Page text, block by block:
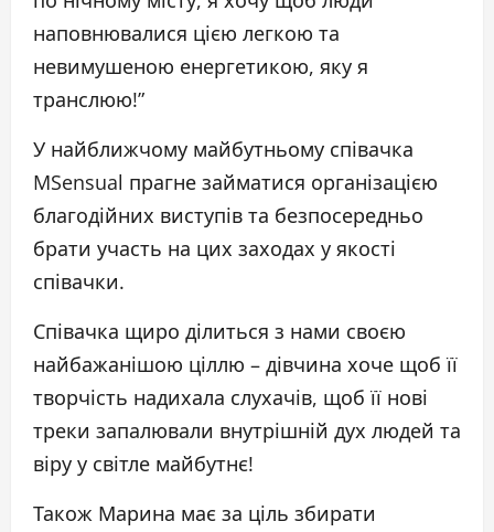
наповнювалися цією легкою та
невимушеною енергетикою, яку я
транслюю!”
У найближчому майбутньому співачка
MSensual прагне займатися організацією
благодійних виступів та безпосередньо
брати участь на цих заходах у якості
співачки.
Співачка щиро ділиться з нами своєю
найбажанішою ціллю – дівчина хоче щоб її
творчість надихала слухачів, щоб її нові
треки запалювали внутрішній дух людей та
віру у світле майбутнє!
Також Марина має за ціль збирати